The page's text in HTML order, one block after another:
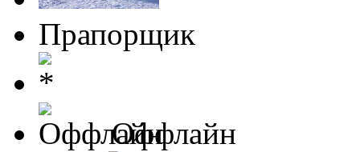
Прапорщик
Оффлайн